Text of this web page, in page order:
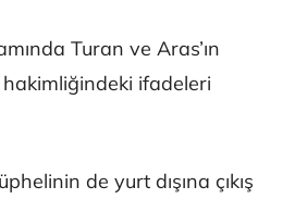
Turan ve Aras’ın
ifadeleri
de yurt dışına çıkış